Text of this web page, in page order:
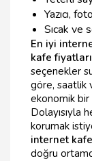
Yazıcı,
Sıcak ve
En iyi
kafe fiyatları
seçenekler
göre, saatlik
ekonomik bir
Dolayısıyla
korumak
internet
doğru